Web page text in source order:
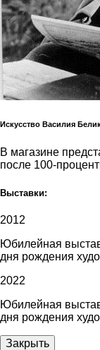
Искусство Василия
В магазине
после 100-
Выставки:
2012
Юбилейная
дня рождения
2022
Юбилейная
дня рождения
Закрыть